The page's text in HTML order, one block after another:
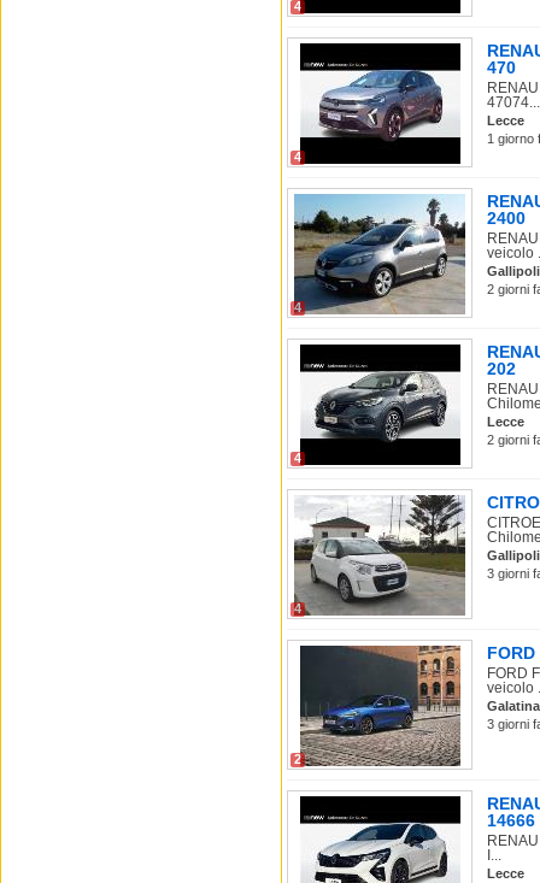
4
4
470
47074...
Lecce
1 giorno
4
2400
veicolo
Gallipoli
2 giorni
4
202
Lecce
2 giorni
4
Gallipoli
3 giorni
2
FORD
veicolo
Galatina
3 giorni
14666
I...
Lecce